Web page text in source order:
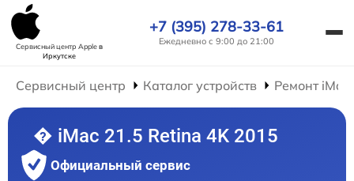
Сервисный центр Appleв
Иркутске
+7 (395) 278-33-61
Ежедневно с 9:00 до 21:00
Сервисный центр Каталог устройств Ремонт iMac
� iMac 21.5 Retina 4K 2015
Официальный сервис